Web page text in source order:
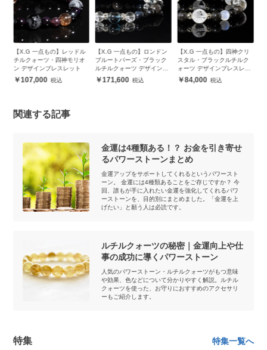
ッドル
モリオ
ット
【X.G 一点もの】ロンドン
ブルートパーズ・ブラック
ルチルクォーツ デザインブ
レスレット
171,600
【X.G 一点もの】四神クリ
スタル・ブラックルチルク
ォーツ デザインブレスレッ
ト84,000
【winQ】カラーブレスレ
ト ブラックルチルクォー
16,800
関連する記事
金運は4種類ある！？ お金を引き寄せ
るパワーストーンまとめ
金運アップをサポートしてくれるというパワースト
ーン。 金運には4種類あることをご存じですか？ 今
回、誰もが手に入れたい金運を強化してくれるパワ
ーストーンを、目的別にまとめました。「金運を上
げたい」と願う人は必読です。
ルチルクォーツの秘密｜金運向上や仕
事の成功に導くパワーストーン
人気のパワーストーン・ルチルクォーツがもつ意味
や効果、色などについて分かりやすく解説。ルチル
クォーツを使った、お守りにおすすめのアクセサリ
ーもご紹介します。
特集 特集一覧へ